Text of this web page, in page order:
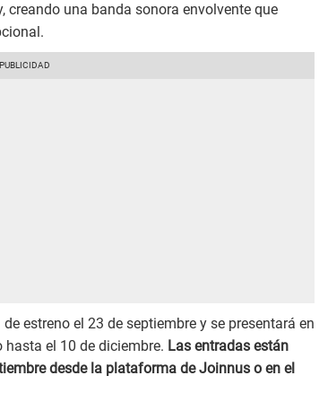
creando una banda sonora envolvente que
estreno el 23 de septiembre y se presentará en
hasta el 10 de diciembre. Las entradas están
desde la plataforma de Joinnus o en el